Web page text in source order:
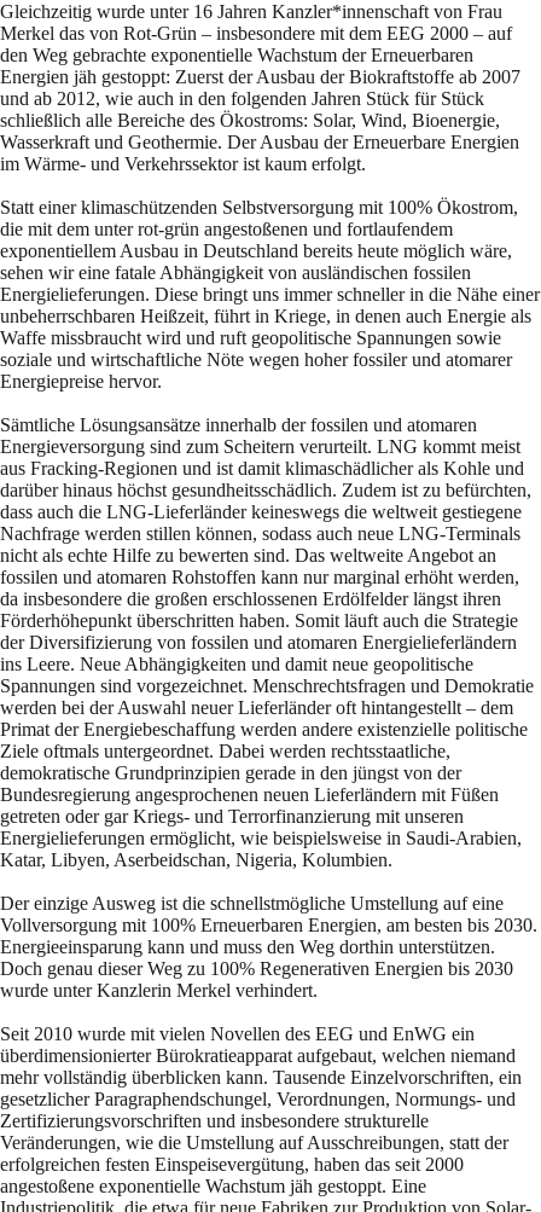
Gleichzeitig wurde unter 16 Jahren Kanzler*innenschaft von Frau
Merkel das von Rot-Grün – insbesondere mit dem EEG 2000 – auf
den Weg gebrachte exponentielle Wachstum der Erneuerbaren
Energien jäh gestoppt: Zuerst der Ausbau der Biokraftstoffe ab 2007
und ab 2012, wie auch in den folgenden Jahren Stück für Stück
schließlich alle Bereiche des Ökostroms: Solar, Wind, Bioenergie,
Wasserkraft und Geothermie. Der Ausbau der Erneuerbare Energien
im Wärme- und Verkehrssektor ist kaum erfolgt.
Statt einer klimaschützenden Selbstversorgung mit 100% Ökostrom,
die mit dem unter rot-grün angestoßenen und fortlaufendem
exponentiellem Ausbau in Deutschland bereits heute möglich wäre,
sehen wir eine fatale Abhängigkeit von ausländischen fossilen
Energielieferungen. Diese bringt uns immer schneller in die Nähe einer
unbeherrschbaren Heißzeit, führt in Kriege, in denen auch Energie als
Waffe missbraucht wird und ruft geopolitische Spannungen sowie
soziale und wirtschaftliche Nöte wegen hoher fossiler und atomarer
Energiepreise hervor.
Sämtliche Lösungsansätze innerhalb der fossilen und atomaren
Energieversorgung sind zum Scheitern verurteilt. LNG kommt meist
aus Fracking-Regionen und ist damit klimaschädlicher als Kohle und
darüber hinaus höchst gesundheitsschädlich. Zudem ist zu befürchten,
dass auch die LNG-Lieferländer keineswegs die weltweit gestiegene
Nachfrage werden stillen können, sodass auch neue LNG-Terminals
nicht als echte Hilfe zu bewerten sind. Das weltweite Angebot an
fossilen und atomaren Rohstoffen kann nur marginal erhöht werden,
da insbesondere die großen erschlossenen Erdölfelder längst ihren
Förderhöhepunkt überschritten haben. Somit läuft auch die Strategie
der Diversifizierung von fossilen und atomaren Energielieferländern
ins Leere. Neue Abhängigkeiten und damit neue geopolitische
Spannungen sind vorgezeichnet. Menschrechtsfragen und Demokratie
werden bei der Auswahl neuer Lieferländer oft hintangestellt – dem
Primat der Energiebeschaffung werden andere existenzielle politische
Ziele oftmals untergeordnet. Dabei werden rechtsstaatliche,
demokratische Grundprinzipien gerade in den jüngst von der
Bundesregierung angesprochenen neuen Lieferländern mit Füßen
getreten oder gar Kriegs- und Terrorfinanzierung mit unseren
Energielieferungen ermöglicht, wie beispielsweise in Saudi-Arabien,
Katar, Libyen, Aserbeidschan, Nigeria, Kolumbien.
Der einzige Ausweg ist die schnellstmögliche Umstellung auf eine
Vollversorgung mit 100% Erneuerbaren Energien, am besten bis 2030.
Energieeinsparung kann und muss den Weg dorthin unterstützen.
Doch genau dieser Weg zu 100% Regenerativen Energien bis 2030
wurde unter Kanzlerin Merkel verhindert.
Seit 2010 wurde mit vielen Novellen des EEG und EnWG ein
überdimensionierter Bürokratieapparat aufgebaut, welchen niemand
mehr vollständig überblicken kann. Tausende Einzelvorschriften, ein
gesetzlicher Paragraphendschungel, Verordnungen, Normungs- und
Zertifizierungsvorschriften und insbesondere strukturelle
Veränderungen, wie die Umstellung auf Ausschreibungen, statt der
erfolgreichen festen Einspeisevergütung, haben das seit 2000
angestoßene exponentielle Wachstum jäh gestoppt. Eine